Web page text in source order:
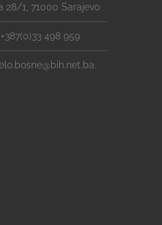
28/1, 71000 Sarajevo
498 959